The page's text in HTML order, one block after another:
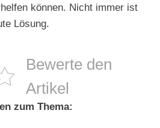
können. Nicht immer ist
Lösung.
Bewerte den
Artikel
zum Thema: